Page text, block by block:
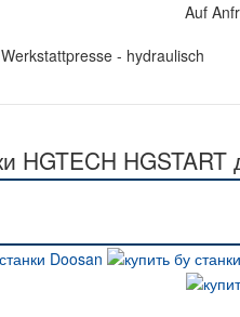
Auf
- hydraulisch
HGTECH